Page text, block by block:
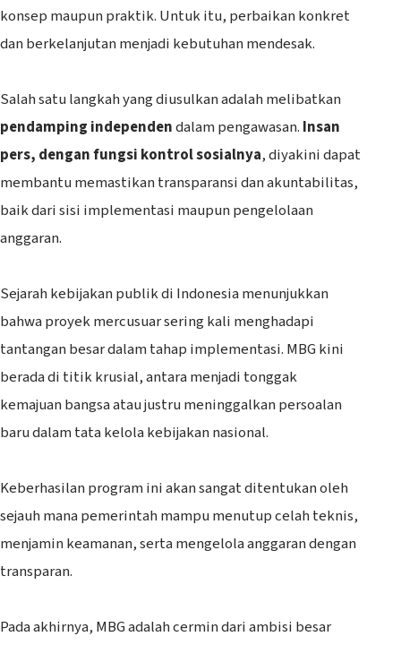
konsep maupun praktik. Untuk itu, perbaikan konkret
dan berkelanjutan menjadi kebutuhan mendesak.
‎Salah satu langkah yang diusulkan adalah melibatkan
pendamping independendalam pengawasan. Insan
pers, dengan fungsi kontrol sosialnya, diyakini dapat
membantu memastikan transparansi dan akuntabilitas,
baik dari sisi implementasi maupun pengelolaan
anggaran.
‎Sejarah kebijakan publik di Indonesia menunjukkan
bahwa proyek mercusuar sering kali menghadapi
tantangan besar dalam tahap implementasi. MBG kini
berada di titik krusial, antara menjadi tonggak
kemajuan bangsa atau justru meninggalkan persoalan
baru dalam tata kelola kebijakan nasional.
‎Keberhasilan program ini akan sangat ditentukan oleh
sejauh mana pemerintah mampu menutup celah teknis,
menjamin keamanan, serta mengelola anggaran dengan
transparan.
‎Pada akhirnya, MBG adalah cermin dari ambisi besar